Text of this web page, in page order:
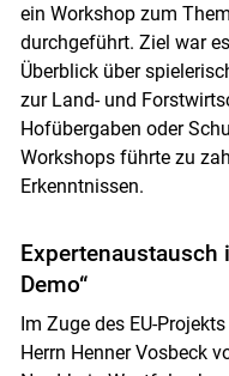
ein Workshop zum
durchgeführt. Ziel war
Überblick über
zur Land- und
Hofübergaben oder
Workshops führte zu
Erkenntnissen.
Expertenaustausch
Demo“
Im Zuge des EU-
Herrn Henner Vosbeck